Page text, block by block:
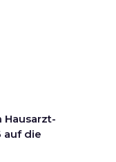
Hausarzt-
auf die